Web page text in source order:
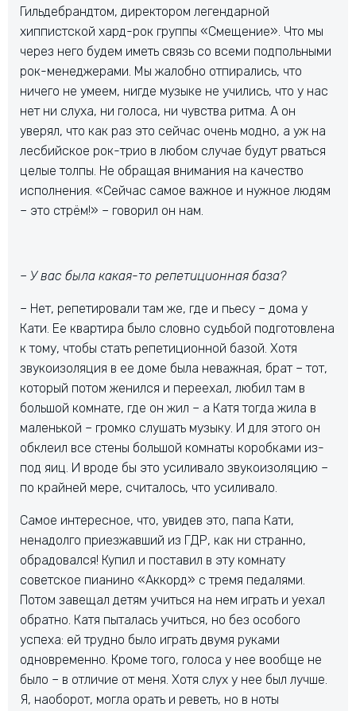
Гильдебрандтом, директором легендарной
хиппистской хард-рок группы «Смещение». Что мы
через него будем иметь связь со всеми подпольными
рок-менеджерами. Мы жалобно отпирались, что
ничего не умеем, нигде музыке не учились, что у нас
нет ни слуха, ни голоса, ни чувства ритма. А он
уверял, что как раз это сейчас очень модно, а уж на
лесбийское рок-трио в любом случае будут рваться
целые толпы. Не обращая внимания на качество
исполнения. «Сейчас самое важное и нужное людям
– это стрём!» – говорил он нам.
– У вас была какая-то репетиционная база?
– Нет, репетировали там же, где и пьесу – дома у
Кати. Ее квартира было словно судьбой подготовлена
к тому, чтобы стать репетиционной базой. Хотя
звукоизоляция в ее доме была неважная, брат – тот,
который потом женился и переехал, любил там в
большой комнате, где он жил – а Катя тогда жила в
маленькой – громко слушать музыку. И для этого он
обклеил все стены большой комнаты коробками из-
под яиц. И вроде бы это усиливало звукоизоляцию –
по крайней мере, считалось, что усиливало.
Самое интересное, что, увидев это, папа Кати,
ненадолго приезжавший из ГДР, как ни странно,
обрадовался! Купил и поставил в эту комнату
советское пианино «Аккорд» с тремя педалями.
Потом завещал детям учиться на нем играть и уехал
обратно. Катя пыталась учиться, но без особого
успеха: ей трудно было играть двумя руками
одновременно. Кроме того, голоса у нее вообще не
было – в отличие от меня. Хотя слух у нее был лучше.
Я, наоборот, могла орать и реветь, но в ноты